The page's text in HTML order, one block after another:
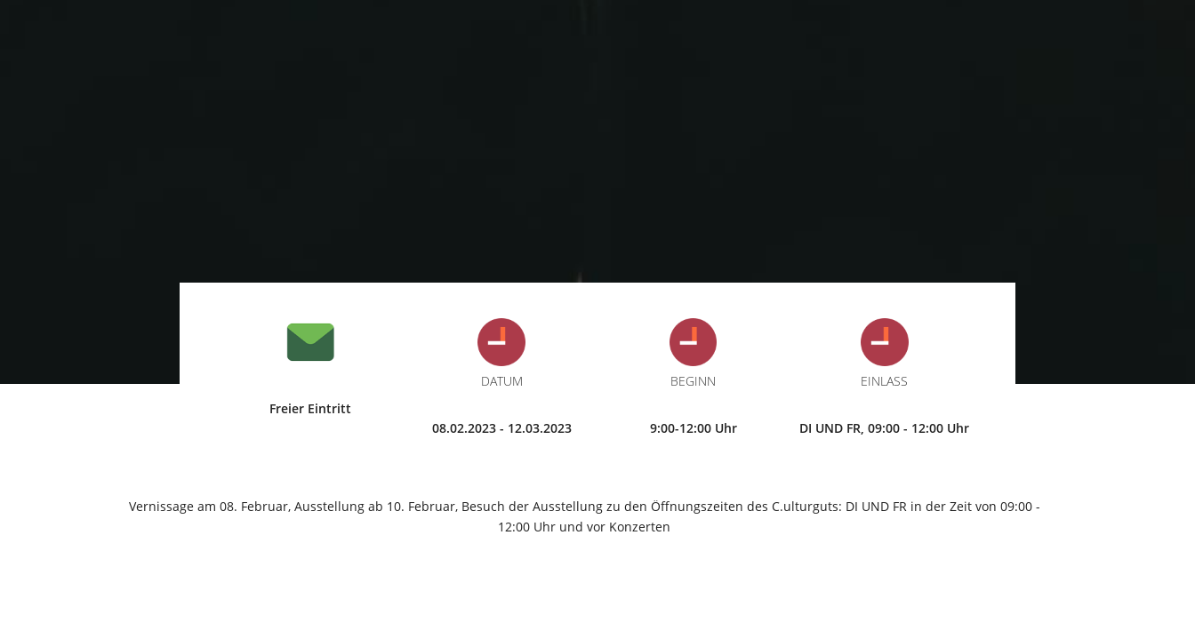
Freier Eintritt
DATUM
08.02.2023 - 12.03.2023
BEGINN
9:00-12:00 Uhr
EINLASS
DI UND FR, 09:00 - 12:00 Uhr
Vernissage am 08. Februar, Ausstellung ab 10. Februar, Besuch der Ausstellung zu den Öffnungszeiten des C.ulturguts: DI UND FR in der Zeit von 09:00 -
12:00 Uhr und vor Konzerten